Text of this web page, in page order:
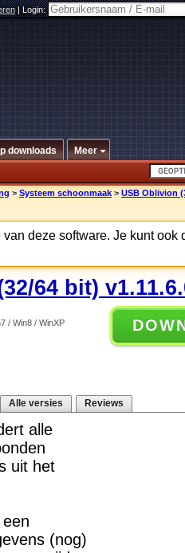
|Login:
downloads Meer
> Systeem schoonmaak > USB Oblivion
deze software. Je kunt ook
64 bit)
/ Win8 / WinXP
Alle versies Reviews
alle
uit het
(nog)